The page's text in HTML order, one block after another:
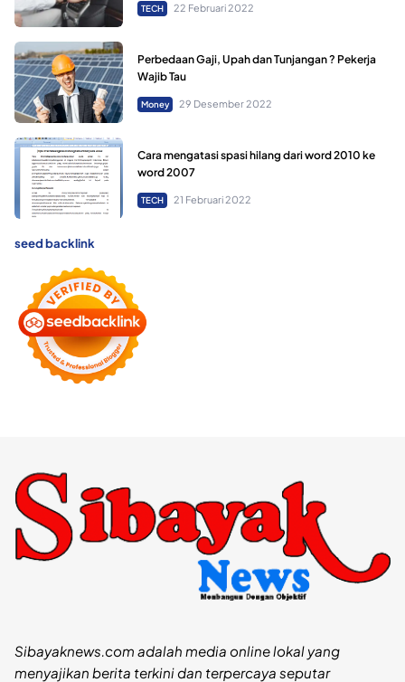
TECH 22 Februari 2022
Perbedaan Gaji, Upah dan Tunjangan ? Pekerja
Wajib Tau
Money 29 Desember 2022
Cara mengatasi spasi hilang dari word 2010 ke
word 2007
TECH 21 Februari 2022
seed backlink
Sibayaknews.com adalah media online lokal yang
menyajikan berita terkini dan terpercaya seputar